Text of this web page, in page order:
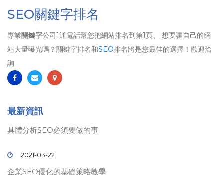
SEO關鍵字排名
專業關鍵字公司1通電話幫您把網站排名到第1頁、 想要讓自己的網
站大量曝光嗎？關鍵字排名和SEO排名將是您最佳的選擇！歡迎洽
詢
最新資訊
具體分析SEO必須要做的事
2021-03-22
企業SEO優化的基礎策略教學